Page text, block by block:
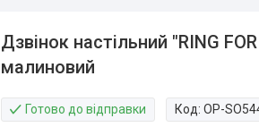
Дзвінок настільний "RING
малиновий
Готово до відправки Код:OP-